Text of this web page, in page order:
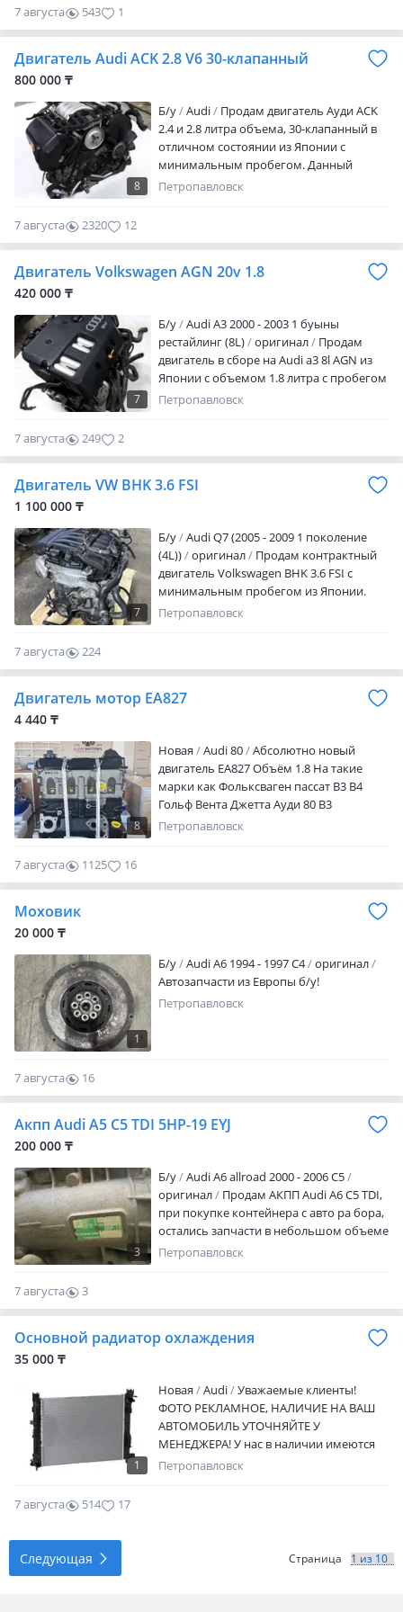
Предварительно уточняйте цену и
Так как наши товары привозные цены
выбор автозапчастей. Оригинальные
запчасти из Японии, Европы, ОАЭ и США.
Есть отправка по регионам РК. Время
работы с 9: 00-18: 00 с перерывом 13: 00-
14: 00. Без выходных.
7 августа 543 1
Двигатель Audi ACK 2.8 V6 30-клапанный
800 000 ₸
8
Б/y Audi
Продам двигатель Ауди ACK
2.4 и 2.8 литра объема, 30-клапанный в
отличном состоянии из Японии с
минимальным пробегом. Данный
агрегат устанавливается на такие
городе Нур-Султан (Астана)
Петропавловск
7 августа 2320 12
Двигатель Volkswagen AGN 20v 1.8
420 000 ₸
7
Б/y
Audi A3 2000 - 2003 1 буыны
рестайлинг (8L)
оригинал
Продам
двигатель в сборе на Audi a3 8l AGN из
Японии с объемом 1.8 литра с пробегом
126 тыс. Км. Имеется аукционный лист.
Петропавловск
7 августа 249 2
Двигатель VW BHK 3.6 FSI
1 100 000 ₸
7
Б/y
Audi Q7 (2005 - 2009 1 поколение
(4L))
оригинал
Продам контрактный
двигатель Volkswagen BHK 3.6 FSI с
минимальным пробегом из Японии.
Осуществляем отправку во все регионы
Петропавловск
7 августа
224
0
Двигатель мотор ЕА827
4 440 ₸
8
Новая Audi 80
Абсолютно новый
двигатель ЕА827 Объём 1.8 На такие
марки как Фольксваген пассат В3 В4
Гольф Вента Джетта Ауди 80 В3
Volkswagen passat B3 B4 Golf Vento Jetta
двигателей! Отправка в регионы! Есть
Петропавловск
7 августа 1125 16
Моховик
20 000 ₸
1
Б/y Audi A6 1994 - 1997 C4
оригинал
Автозапчасти из Европы б/у!
Петропавловск
7 августа
16
0
Акпп Audi A5 C5 TDI 5HP-19 EYJ
200 000 ₸
3
Б/y
Audi A6 allroad 2000 - 2006 C5
оригинал
Продам АКПП Audi A6 C5 TDI,
при покупке контейнера с авто ра бора,
остались запчасти в небольшом объеме
Петропавловск
7 августа
3
0
Основной радиатор охлаждения
35 000 ₸
1
Новая Audi
Уважаемые клиенты!
ФОТО РЕКЛАМНОЕ, НАЛИЧИЕ НА ВАШ
АВТОМОБИЛЬ УТОЧНЯЙТЕ У
МЕНЕДЖЕРА! У нас в наличии имеются
автозапчасти на все виды автомобилей.
которого успешно реализуется по всему
Казахстану и за его пределами.
Петропавловск
7 августа 514 17
Следующая Страница